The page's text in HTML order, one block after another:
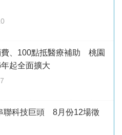
費、100點抵醫療補助 桃園
起全面擴大
聯科技巨頭 8月份12場徵